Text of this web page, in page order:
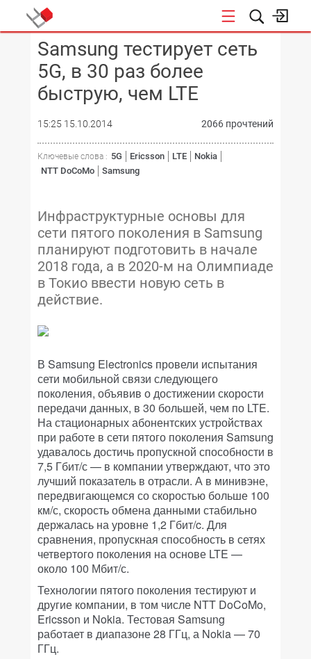
КОНФЕРЕНЦИИ
Samsung тестирует сеть
5G, в 30 раз более
быструю, чем LTE
15:25 15.10.2014 2066 прочтений
Ключевые слова : 5G Ericsson LTE
Nokia
NTT DoCoMo
Samsung
Инфраструктурные основы для
сети пятого поколения в Samsung
планируют подготовить в начале
2018 года, а в 2020-м на Олимпиаде
в Токио ввести новую сеть в
действие.
В Samsung Electronics провели испытания
сети мобильной связи следующего
поколения, объявив о достижении скорости
передачи данных, в 30 большей, чем по LTE.
На стационарных абонентских устройствах
при работе в сети пятого поколения Samsung
удавалось достичь пропускной способности в
7,5 Гбит/с — в компании утверждают, что это
лучший показатель в отрасли. А в минивэне,
передвигающемся со скоростью больше 100
км/с, скорость обмена данными стабильно
держалась на уровне 1,2 Гбит/c. Для
сравнения, пропускная способность в сетях
четвертого поколения на основе LTE —
около 100 Мбит/с.
Технологии пятого поколения тестируют и
другие компании, в том числе NTT DoCoMo,
Ericsson и Nokia. Тестовая Samsung
работает в диапазоне 28 ГГц, а Nokia — 70
ГГц.